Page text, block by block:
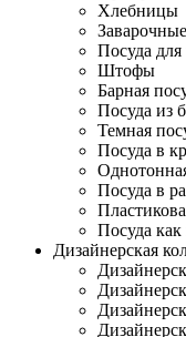
Хлебницы
Посуда для
Штофы
Барная
Посуда из
Темная
Посуда в
Посуда в
Посуда
Дизайнерская